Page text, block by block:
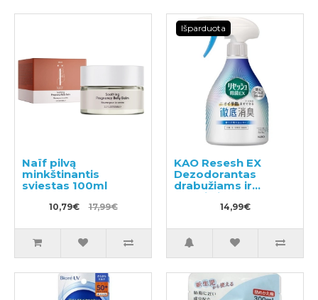
Naïf pilvą
minkštinantis
sviestas 100ml
10,79€ 17,99€
Išparduota
KAO Resesh EX
Dezodorantas
drabužiams ir
tekstilei 370ml
14,99€